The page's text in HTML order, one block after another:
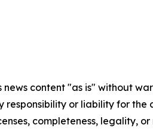
news content "as is" without
responsibility or liability for the
completeness, legality,